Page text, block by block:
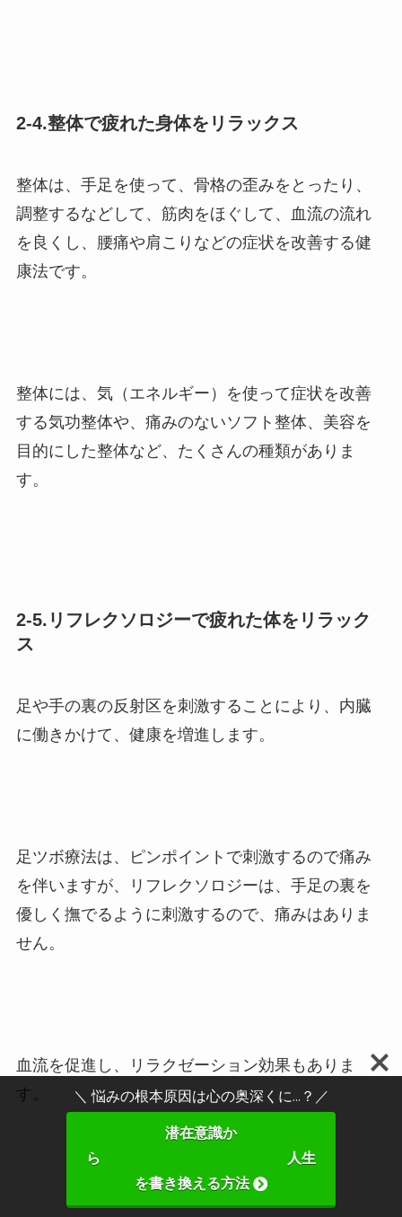
2-4.整体で疲れた身体をリラックス
整体は、手足を使って、骨格の歪みをとったり、
調整するなどして、筋肉をほぐして、血流の流れ
を良くし、腰痛や肩こりなどの症状を改善する健
康法です。
整体には、気（エネルギー）を使って症状を改善
する気功整体や、痛みのないソフト整体、美容を
目的にした整体など、たくさんの種類がありま
す。
2-5.リフレクソロジーで疲れた体をリラック
ス
足や手の裏の反射区を刺激することにより、内臓
に働きかけて、健康を増進します。
足ツボ療法は、ピンポイントで刺激するので痛み
を伴いますが、リフレクソロジーは、手足の裏を
優しく撫でるように刺激するので、痛みはありま
せん。
血流を促進し、リラクゼーション効果もありま
す。
＼ 悩みの根本原因は心の奥深くに...？／
潜在意識か
ら 人生
を書き換える方法